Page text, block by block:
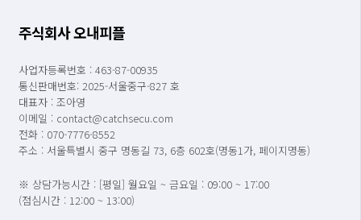
주식회사 오내피플
사업자등록번호 : 463-87-00935
통신판매번호: 2025-서울중구-827 호
대표자 : 조아영
이메일 : contact@catchsecu.com
전화 : 070-7776-8552
주소 : 서울특별시 중구 명동길 73, 6층 602호(명동1가, 페이지명동)
※ 상담가능시간 : [평일] 월요일 ~ 금요일 : 09:00 ~ 17:00
(점심시간 : 12:00 ~ 13:00)